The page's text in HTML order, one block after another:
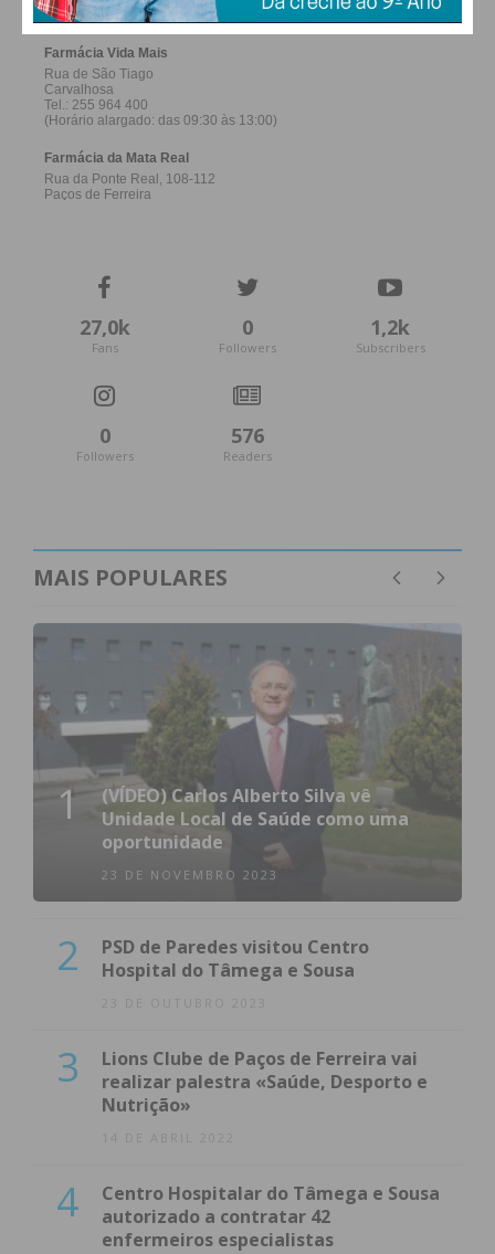
27,0k
Fans
0
Followers
1,2k
Subscribers
0
Followers
576
Readers
MAIS POPULARES
1
(VÍDEO) Carlos Alberto Silva vê
Unidade Local de Saúde como uma
oportunidade
23 DE NOVEMBRO 2023
2
PSD de Paredes visitou Centro
Hospital do Tâmega e Sousa
23 DE OUTUBRO 2023
3
Lions Clube de Paços de Ferreira vai
realizar palestra «Saúde, Desporto e
Nutrição»
14 DE ABRIL 2022
4
Centro Hospitalar do Tâmega e Sousa
autorizado a contratar 42
enfermeiros especialistas